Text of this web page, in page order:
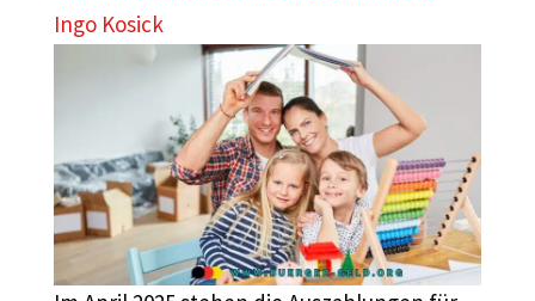
Ingo Kosick